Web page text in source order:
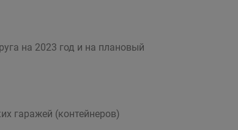
на 2023 год и на плановый
гаражей (контейнеров)